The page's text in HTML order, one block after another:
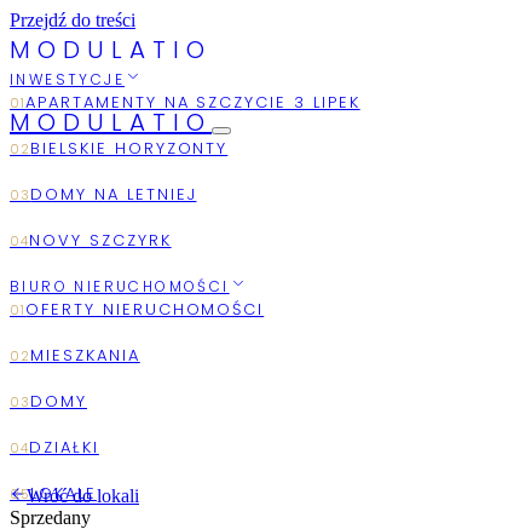
Przejdź do treści
M O D U L A T I O
INWESTYCJE
BIURO NIERUCHOMOŚCI
MODULATIO
AUGUST
2026
Wróć do lokali
Sprzedany